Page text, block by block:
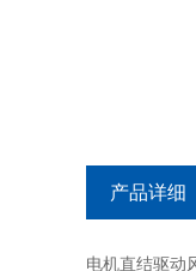
产品详细
电机直结驱动